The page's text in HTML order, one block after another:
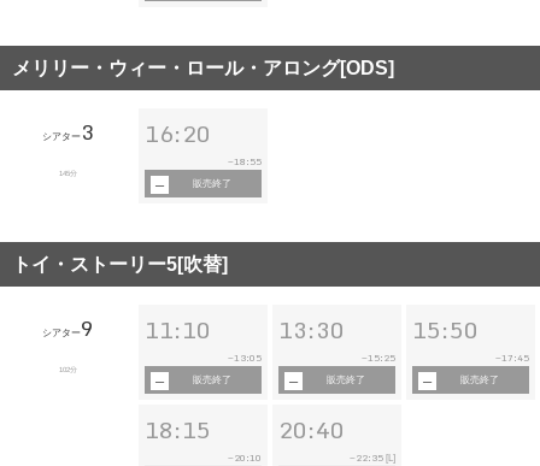
メリリー・ウィー・ロール・アロング[ODS]
シアター 3
145分
16:20
~18:55
販売終了
トイ・ストーリー5[吹替]
シアター9
102分
11:10
~ 13:05
販売終了
13:30
~ 15:25
販売終了
15:50
~ 17:45
販売終了
18:15
~ 20:10
20:40
~ 22:35 [L]